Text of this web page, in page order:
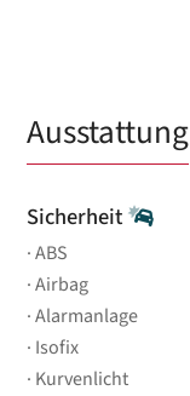
Ausstattung
Sicherheit
ABS
Airbag
Alarmanlage
Isofix
Kurvenlicht